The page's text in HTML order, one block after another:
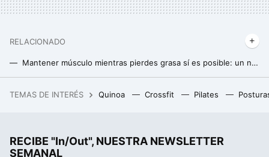
RELACIONADO
Mantener músculo mientras pierdes grasa sí es posible: un nuevo estudio arroja más luz sobre cómo conseguirlo
TEMAS DE INTERÉS Quinoa Crossfit Pilates
RECIBE "In/Out", NUESTRA NEWSLETTER
SEMANAL